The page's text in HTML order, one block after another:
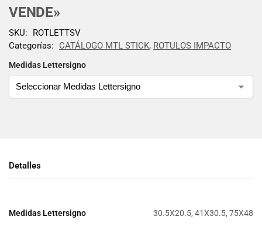
VENDE»
Medidas Lettersigno
SKU:
ROTLETTSV
Categorías:
CATÁLOGO MTL STICK, ROTULOS IMPACTO
Detalles
Medidas Lettersigno 30.5X20.5, 41X30.5, 75X48